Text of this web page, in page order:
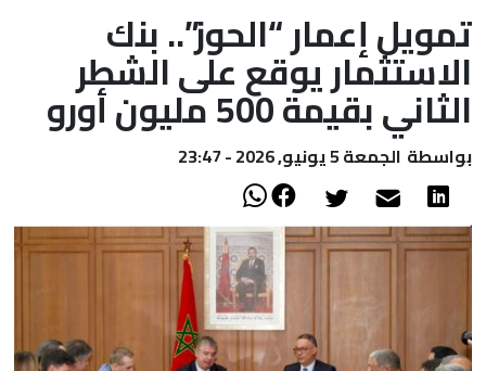
الصحراء
تمويل إعمار “الحوز”.. بنك
الاستثمار يوقع على الشطر
الثاني بقيمة 500 مليون أورو
بواسطة الجمعة 5 يونيو, 2026 - 23:47